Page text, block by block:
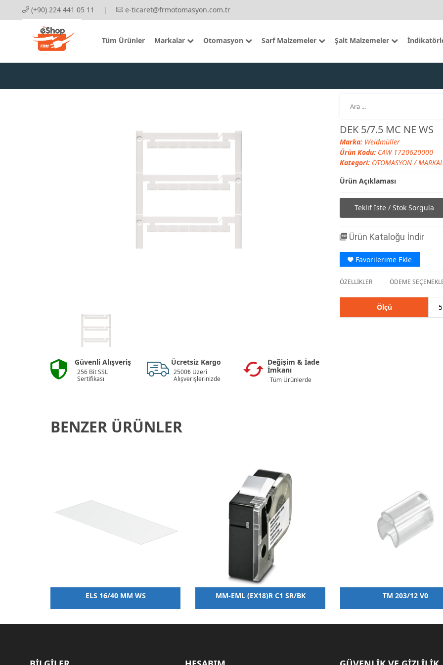
(+90) 224 441 05 11 | e-ticaret@frmotomasyon.com.tr
Tüm Ürünler Markalar Otomasyon Sarf Malzemeler Şalt Malzemeler
Güvenli Alışveriş
256 Bit SSL
Sertifikası
Ücretsiz Kargo
2500₺ Üzeri
Alışverişlerinizde
Değişim & İade
İmkanı
Tüm Ürünlerde
DEK 5/7.5 MC NE WS
Marka: Weidmüller
Ürün Kodu: CAW 1720620000
Kategori: OTOMASYON/
Ürün Açıklaması
Teklif İste / Stok Sorgula
Ürün Kataloğu İndir
Favorilerime Ekle
ÖZELLİKLER ÖDEME
Ölçü
BENZER ÜRÜNLER
ELS 16/40 MM WS MM-EML (EX18)R C1 SR/BK TM 203/12 V0